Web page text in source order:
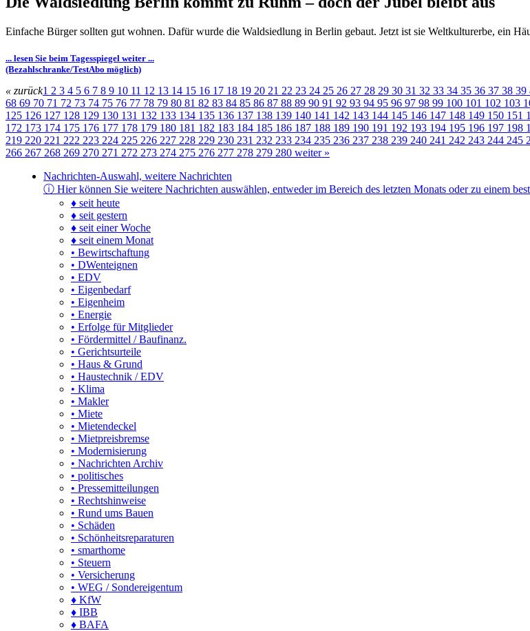
Einfache Bürger sollten gut wohnen. Dafür wurde die Waldsiedlung in Berlin gebaut. Jetzt ist sie Weltkulturerbe, ein
... lesen Sie beim Tagesspiegel weiter ...
(Bezahlschranke/TestAbo möglich)
« zurück1 2 3 4 5 6 7 8 9 10 11 12 13 14 15 16 17 18 19 20 21 22 23 24 25 26 27 28 29 30 31 32 33 34 35 36 37 38 39
68 69 70 71 72 73 74 75 76 77 78 79 80 81 82 83 84 85 86 87 88 89 90 91 92 93 94 95 96 97 98 99 100 101 102 103
125 126 127 128 129 130 131 132 133 134 135 136 137 138 139 140 141 142 143 144 145 146 147 148 149 150 151
172 173 174 175 176 177 178 179 180 181 182 183 184 185 186 187 188 189 190 191 192 193 194 195 196 197 198
219 220 221 222 223 224 225 226 227 228 229 230 231 232 233 234 235 236 237 238 239 240 241 242 243 244 245
266 267 268 269 270 271 272 273 274 275 276 277 278 279 280 weiter »
Nachrichten-Auswahl, weitere Nachrichten
ⓘ Hier können Sie weitere Nachrichten auswählen, entweder im Bereich des letzten Monats oder zu einem
♦ seit heute
♦ seit gestern
♦ seit einer Woche
♦ seit einem Monat
• Bewirtschaftung
• DWenteignen
• EDV
• Eigenbedarf
• Eigenheim
• Energie
• Erfolge für Mitglieder
• Fördermittel / Baufinanz.
• Gerichtsurteile
• Haus & Grund
• Haustechnik / EDV
• Klima
• Makler
• Miete
• Mietendeckel
• Mietpreisbremse
• Modernisierung
• Nachrichten Archiv
• politisches
• Pressemitteilungen
• Rechtshinweise
• Rund ums Bauen
• Schäden
• Schönheitsreparaturen
• smarthome
• Steuern
• Versicherung
• WEG / Sondereigentum
♦ KfW
♦ IBB
♦ BAFA